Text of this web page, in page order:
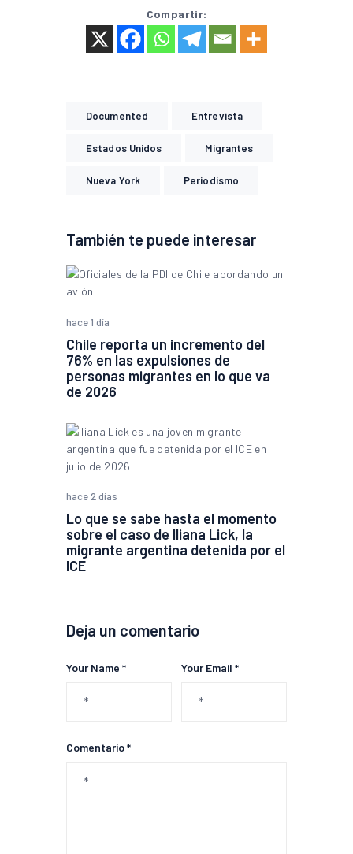
Compartir:
Documented Entrevista
Estados Unidos Migrantes
Nueva York Periodismo
También te puede interesar
hace 1 día
Chile reporta un incremento del
76% en las expulsiones de
personas migrantes en lo que va
de 2026
hace 2 días
Lo que se sabe hasta el momento
sobre el caso de Iliana Lick, la
migrante argentina detenida por el
ICE
Deja un comentario
Your Name * Your Email *
Comentario *